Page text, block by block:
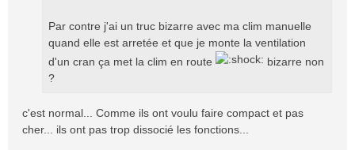
Par contre j'ai un truc bizarre avec ma clim manuelle
quand elle est arretée et que je monte la ventilation
d'un cran ça met la clim en route
bizarre non
?
c'est normal... Comme ils ont voulu faire compact et pas
cher... ils ont pas trop dissocié les fonctions...